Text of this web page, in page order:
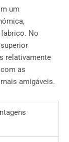
um
No
relativamente
as
amigáveis.